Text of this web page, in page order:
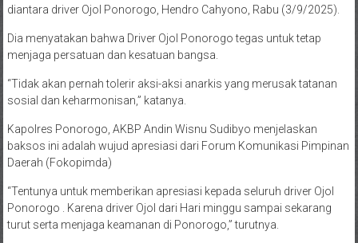
diantara driver Ojol Ponorogo, Hendro Cahyono, Rabu (3/9/2025).
Dia menyatakan bahwa Driver Ojol Ponorogo tegas untuk tetap
menjaga persatuan dan kesatuan bangsa.
“Tidak akan pernah tolerir aksi-aksi anarkis yang merusak tatanan
sosial dan keharmonisan,” katanya.
Kapolres Ponorogo, AKBP Andin Wisnu Sudibyo menjelaskan
baksos ini adalah wujud apresiasi dari Forum Komunikasi Pimpinan
Daerah (Fokopimda)
“Tentunya untuk memberikan apresiasi kepada seluruh driver Ojol
Ponorogo . Karena driver Ojol dari Hari minggu sampai sekarang
turut serta menjaga keamanan di Ponorogo,” turutnya.